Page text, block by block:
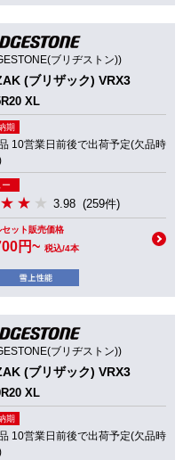
ブリヂストン))
(ブリザック) VRX3
XL
期
10営業日前後で出荷予定(欠品時
ー
3.98 (259件)
セット販売価格
円~ 税込/4本
ブリヂストン))
(ブリザック) VRX3
XL
期
10営業日前後で出荷予定(欠品時